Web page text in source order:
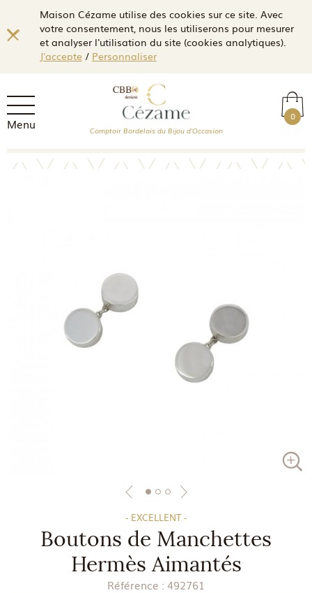
Maison Cézame utilise des cookies sur ce site. Avec
votre consentement, nous les utiliserons pour mesurer
et analyser l'utilisation du site (cookies analytiques).
J'accepte/ Personnaliser
Menu 0
Comptoir Bordelais du Bijou d'Occasion
- EXCELLENT -
Boutons de Manchettes
Hermès Aimantés
Référence : 492761